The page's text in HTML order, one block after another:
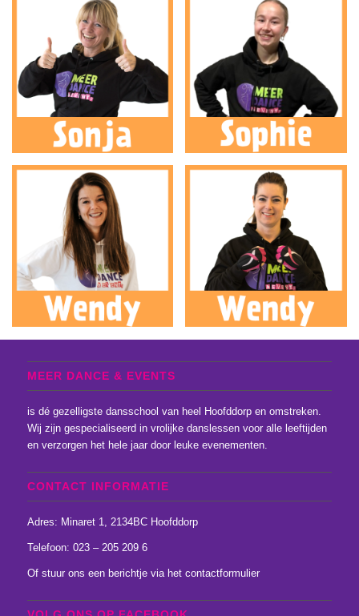
MEER DANCE & EVENTS
is dé gezelligste dansschool van heel Hoofddorp en omstreken.
Wij zijn gespecialiseerd in vrolijke danslessen voor alle leeftijden
en verzorgen het hele jaar door leuke evenementen.
CONTACT INFORMATIE
Adres: Minaret 1, 2134BC Hoofddorp
Telefoon: 023 – 205 209 6
Of stuur ons een berichtjevia het contactformulier